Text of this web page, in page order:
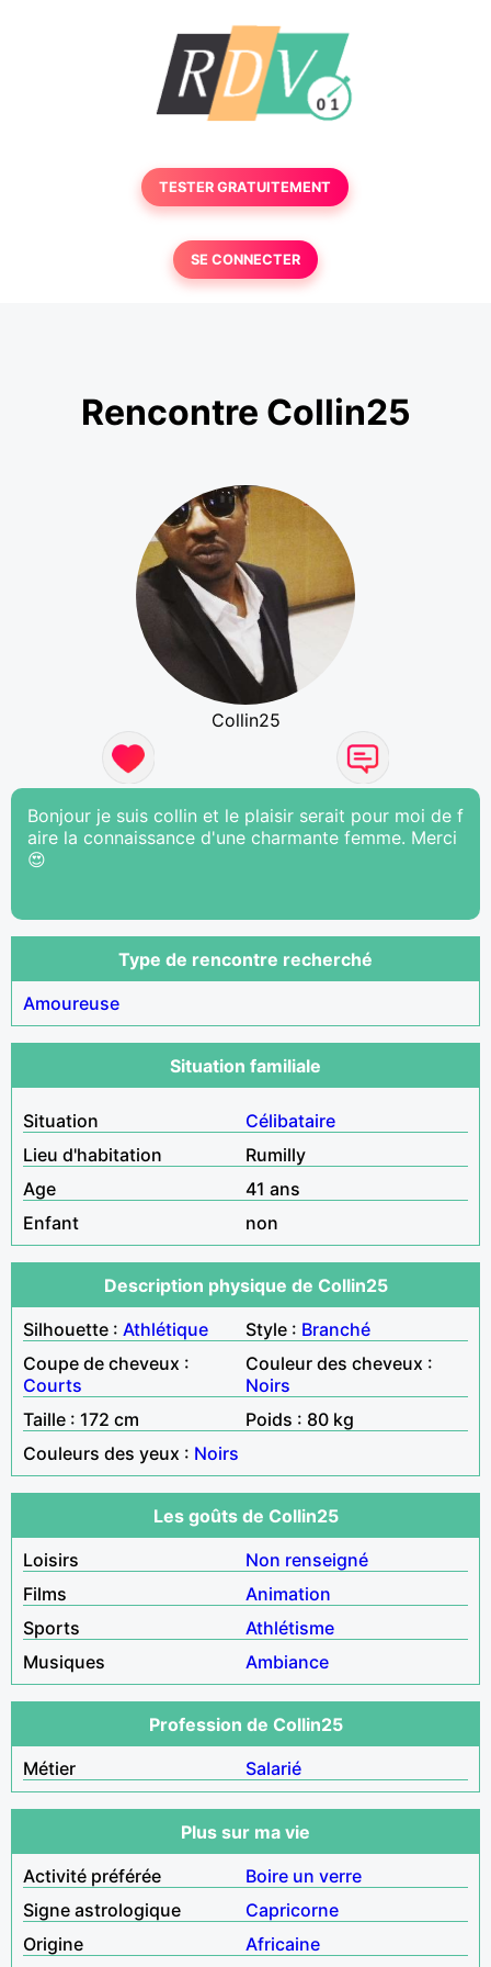
TESTER GRATUITEMENT
SE CONNECTER
Rencontre Collin25
Collin25
Bonjour je suis collin et le plaisir serait pour moi de f
aire la connaissance d'une charmante femme. Merci
😍
Type de rencontre recherché
Amoureuse
Situation familiale
Situation
Célibataire
Lieu d'habitation
Rumilly
Age
41 ans
Enfant
non
Description physique de Collin25
Silhouette : Athlétique Style : Branché
Coupe de cheveux :
Courts
Couleur des cheveux :
Noirs
Taille : 172 cm
Poids : 80 kg
Couleurs des yeux : Noirs
Les goûts de Collin25
Loisirs
Non renseigné
Films
Animation
Sports
Athlétisme
Musiques
Ambiance
Profession de Collin25
Métier
Salarié
Plus sur ma vie
Activité préférée
Boire un verre
Signe astrologique
Capricorne
Origine
Africaine